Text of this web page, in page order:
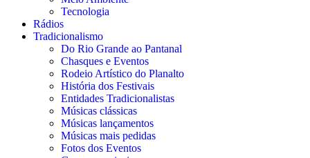
Tecnologia
Rádios
Tradicionalismo
Do Rio Grande ao Pantanal
Chasques e Eventos
Rodeio Artístico do Planalto
História dos Festivais
Entidades Tradicionalistas
Músicas clássicas
Músicas lançamentos
Músicas mais pedidas
Fotos dos Eventos